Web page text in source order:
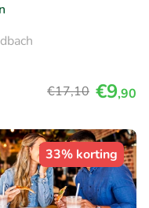
€17,10 €9,90
33% korting